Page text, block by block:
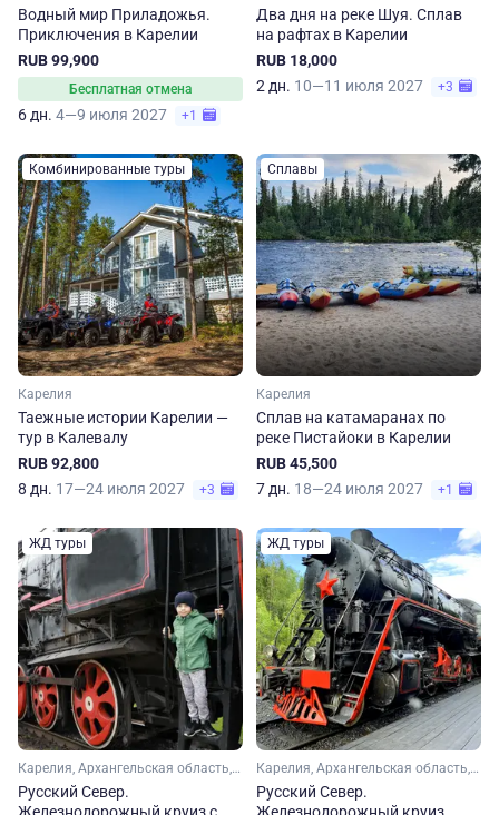
Водный мир Приладожья.
Приключения в Карелии
RUB 99,900
Бесплатная отмена
6 дн. 4—9 июля 2027 +1
Два дня на реке Шуя. Сплав
на рафтах в Карелии
RUB 18,000
2 дн. 10—11 июля 2027 +3
Комбинированные туры
Карелия
Таежные истории Карелии —
тур в Калевалу
RUB 92,800
8 дн. 17—24 июля 2027 +3
Сплавы
Карелия
Сплав на катамаранах по
реке Пистайоки в Карелии
RUB 45,500
7 дн. 18—24 июля 2027 +1
ЖД туры
Карелия, Архангельская область, Ленинградская область, Мурманская область, Кольский полуостров, Арктика
Русский Север.
ЖД туры
Карелия, Архангельская область, Ленинградская область, Мурманская область, Кольский полуостров, Арктика
Русский Север.